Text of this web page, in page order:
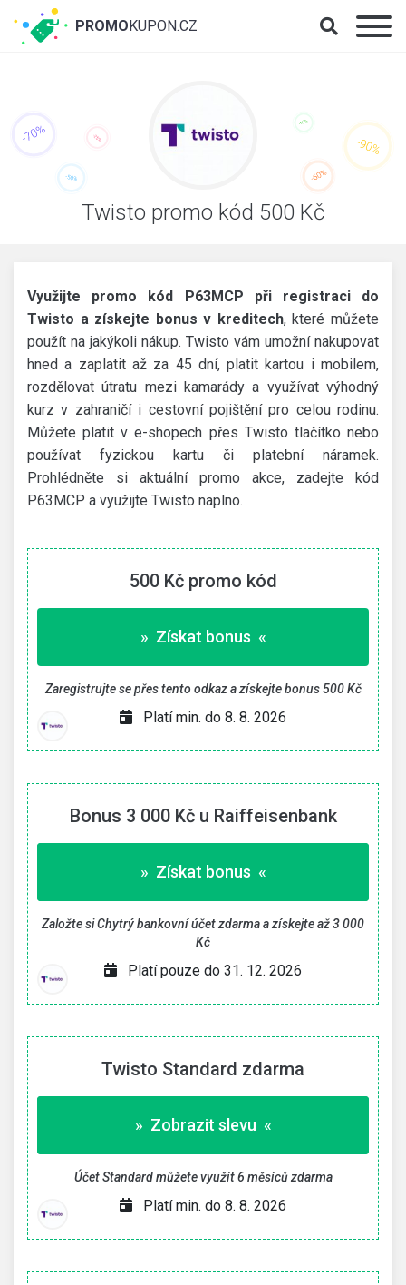
Twisto promo kód 500 Kč
Využijte promo kód P63MCP při registraci do
Twisto a získejte bonus v kreditech, které můžete
použít na jakýkoli nákup. Twisto vám umožní nakupovat
hned a zaplatit až za 45 dní, platit kartou i mobilem,
rozdělovat útratu mezi kamarády a využívat výhodný
kurz v zahraničí i cestovní pojištění pro celou rodinu.
Můžete platit v e-shopech přes Twisto tlačítko nebo
používat fyzickou kartu či platební náramek.
Prohlédněte si aktuální promo akce, zadejte kód
P63MCP a využijte Twisto naplno.
500 Kč promo kód
» Získat bonus «
Zaregistrujte se přes tento odkaz a získejte bonus 500 Kč
Platí min. do 8. 8. 2026
Bonus 3 000 Kč u Raiffeisenbank
» Získat bonus «
Založte si Chytrý bankovní účet zdarma a získejte až 3 000
Kč
Platí pouze do 31. 12. 2026
Twisto Standard zdarma
» Zobrazit slevu «
Účet Standard můžete využít 6 měsíců zdarma
Platí min. do 8. 8. 2026
PROMOKUPON.CZ